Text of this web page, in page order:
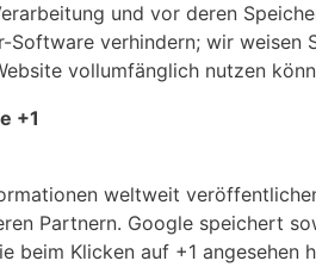
und vor deren
verhindern; wir weisen
vollumfänglich nutzen
+1
weltweit
Partnern. Google speichert
beim Klicken auf +1 angesehen